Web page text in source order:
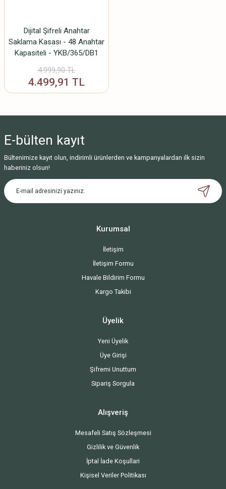
Dijital Şifreli Anahtar
Saklama Kasası - 48 Anahtar
Kapasiteli - YKB/365/DB1
4.999,90 TL
4.499,91 TL
E-bülten kayıt
Bültenimize kayıt olun, indirimli ürünlerden ve kampanyalardan ilk sizin
haberiniz olsun!
Kurumsal
İletişim
İletişim Formu
Havale Bildirim Formu
Kargo Takibi
Üyelik
Yeni Üyelik
Üye Girişi
Şifremi Unuttum
Sipariş Sorgula
Alışveriş
Mesafeli Satış Sözleşmesi
Gizlilik ve Güvenlik
İptal İade Koşullari
Kişisel Veriler Politikası